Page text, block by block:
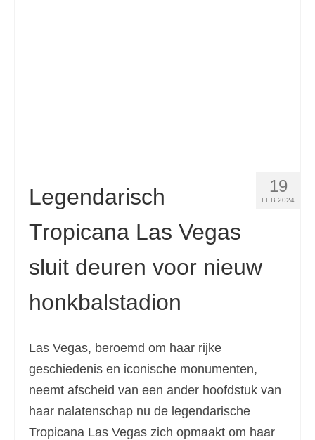
English Engels )
Français(Frans
Deutsch(Duits)
Magyar( Hongaars )
Italiano( Italiaans)
19
FEB 2024
Legendarisch
Tropicana Las Vegas
sluit deuren voor nieuw
honkbalstadion
Las Vegas, beroemd om haar rijke
geschiedenis en iconische monumenten,
neemt afscheid van een ander hoofdstuk van
haar nalatenschap nu de legendarische
Tropicana Las Vegas zich opmaakt om haar